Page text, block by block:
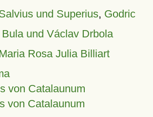
und Superius, Godric
und Václav Drbola
Rosa Julia Billiart
von Catalaunum
von Catalaunum